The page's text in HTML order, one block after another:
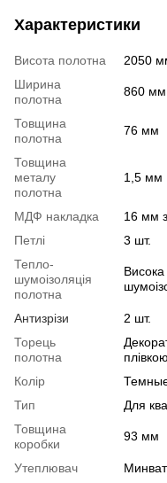
Характеристики
Висота полотна
2050
Ширина
полотна
860
Товщина
полотна
76 мм
Товщина
металу
полотна
1,5 мм
МДФ накладка
16 мм
Петлі
3 шт.
Тепло-
шумоізоляція
полотна
Висока
Антизрізи
2 шт.
Торець
полотна
Колір
Тип
Для
Товщина
коробки
93 мм
Утеплювач